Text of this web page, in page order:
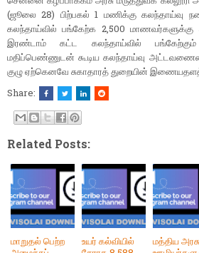
(ஜூலை 28) பிற்பகல் 1 மணிக்கு கலந்தாய்வு
கலந்தாய்வில் பங்கேற்க 2,500 மாணவர்களுக்கு
இரண்டாம் கட்ட கலந்தாய்வில் பங்கேற்கும்
மதிப்பெண்ணுடன் கூடிய கலந்தாய்வு
குழு ஏற்கெனவே சுகாதாரத் துறையின்
Share:
Related Posts:
மாறுதல் பெற்ற
உயர் கல்வியில்
மத்திய அரசு